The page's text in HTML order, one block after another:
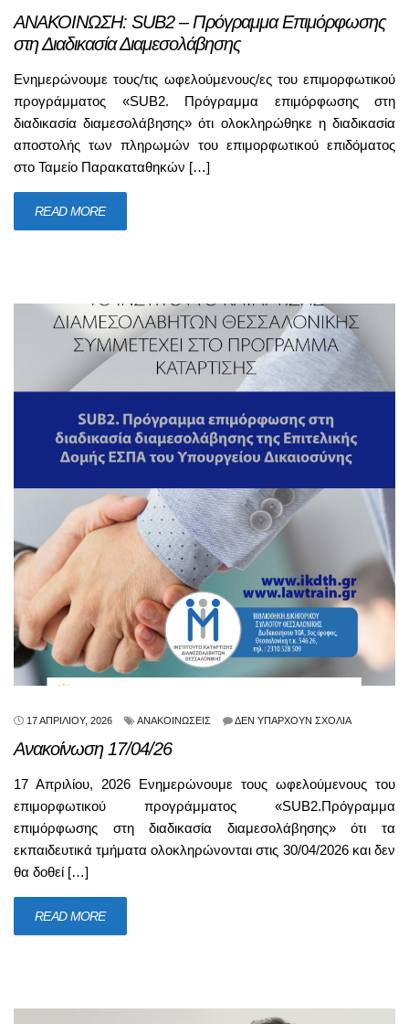
ΑΝΑΚΟΙΝΩΣΗ: SUB2 – Πρόγραμμα Επιμόρφωσης
στη Διαδικασία Διαμεσολάβησης
Ενημερώνουμε τους/τις ωφελούμενους/ες του επιμορφωτικού
προγράμματος «SUB2. Πρόγραμμα επιμόρφωσης στη
διαδικασία διαμεσολάβησης» ότι ολοκληρώθηκε η διαδικασία
αποστολής των πληρωμών του επιμορφωτικού επιδόματος
στο Ταμείο Παρακαταθηκών […]
READ MORE
17 ΑΠΡΙΛΊΟΥ, 2026 ΑΝΑΚΟΙΝΏΣΕΙΣ ΔΕΝ ΥΠΆΡΧΟΥΝ ΣΧΌΛΙΑ
Ανακοίνωση 17/04/26
17 Απριλίου, 2026 Ενημερώνουμε τους ωφελούμενους του
επιμορφωτικού προγράμματος «SUB2.Πρόγραμμα
επιμόρφωσης στη διαδικασία διαμεσολάβησης» ότι τα
εκπαιδευτικά τμήματα ολοκληρώνονται στις 30/04/2026 και δεν
θα δοθεί […]
READ MORE